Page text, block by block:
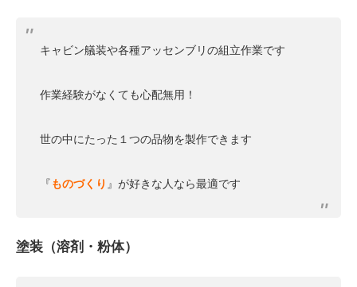
キャビン艤装や各種アッセンブリの組立作業です
作業経験がなくても心配無用！
世の中にたった１つの品物を製作できます
『ものづくり 』が好きな人なら最適です
塗装（溶剤・粉体）